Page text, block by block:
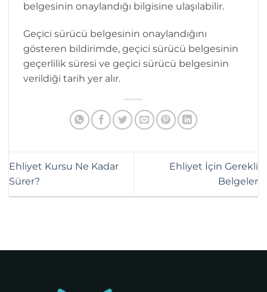
belgesinin onaylandığı bilgisine ulaşılabilir.
Geçici sürücü belgesinin onaylandığını
gösteren bildirimde, geçici sürücü belgesinin
geçerlilik süresi ve geçici sürücü belgesinin
verildiği tarih yer alır.
Ehliyet Kursu Ne Kadar
Sürer?
Ehliyet İçin Gerekli
Belgeler